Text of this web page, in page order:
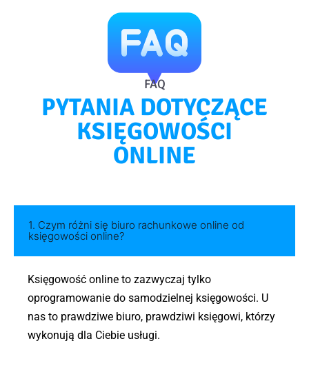
FAQ
PYTANIA DOTYCZĄCE
KSIĘGOWOŚCI
ONLINE
1. Czym różni się biuro rachunkowe online od
księgowości online?
Księgowość online to zazwyczaj tylko
oprogramowanie do samodzielnej księgowości. U
nas to prawdziwe biuro, prawdziwi księgowi, którzy
wykonują dla Ciebie usługi.